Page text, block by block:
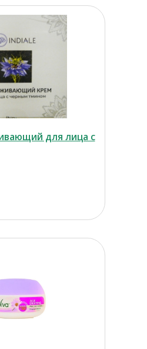
для лица с